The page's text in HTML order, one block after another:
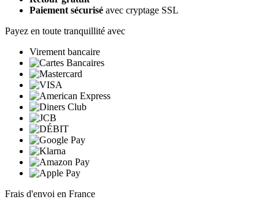
Paiement sécurisé avec cryptage SSL
Payez en toute tranquillité avec
Virement bancaire
Frais d'envoi en France